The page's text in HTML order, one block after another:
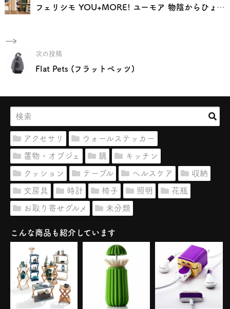
フェリシモ YOU+MORE! ユーモア 物陰からひょっこり顔を出す 動物たちのウォールシールの会
次の投稿
Flat Pets (フラットペッツ)
アクセサリ ウォールステッカー
置物・オブジェ 鏡 キッチン
クッション テーブル ヘルスケア 収納
文房具 時計 椅子 照明 花瓶
お取り寄せグルメ 未分類
こんな商品も紹介しています